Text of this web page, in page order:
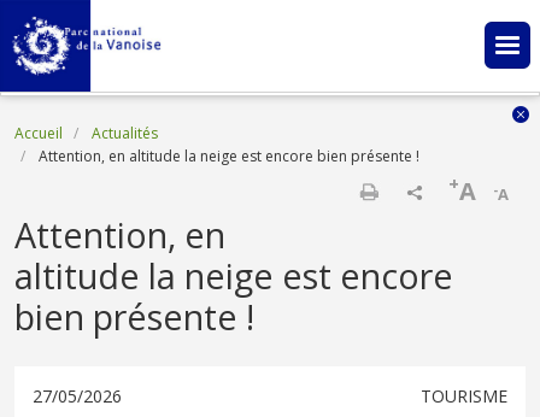
Aller au contenu principal
Fil d'Ariane
Accueil
Actualités
Attention, en altitude la neige est encore bien présente !
-A
+A
Attention, en
altitude la neige est encore
bien présente !
27/05/2026 TOURISME